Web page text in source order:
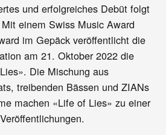
und erfolgreiches Debüt folgt
einem Swiss Music Award
im Gepäck veröffentlicht die
am 21. Oktober 2022 die
Die Mischung aus
treibenden Bässen und ZIANs
machen «Life of Lies» zu einer